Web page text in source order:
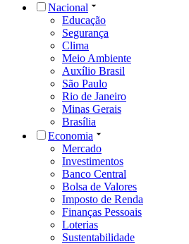
Nacional
Educação
Segurança
Clima
Meio Ambiente
Auxílio Brasil
São Paulo
Rio de Janeiro
Minas Gerais
Brasília
Economia
Mercado
Investimentos
Banco Central
Bolsa de Valores
Imposto de Renda
Finanças Pessoais
Loterias
Sustentabilidade